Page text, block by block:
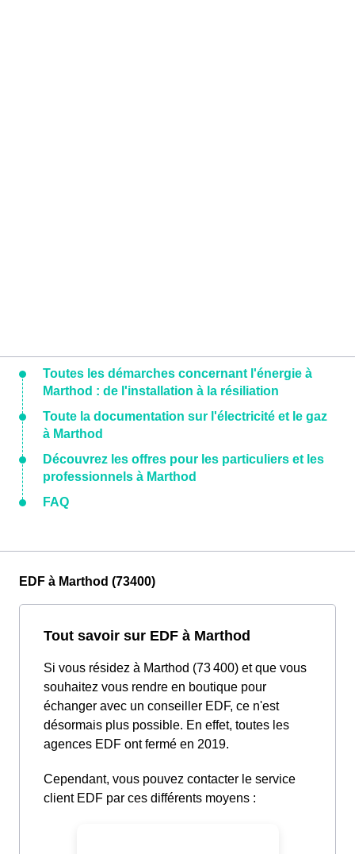
Toutes les démarches concernant l'énergie à
Marthod : de l'installation à la résiliation
Toute la documentation sur l'électricité et le gaz
à Marthod
Découvrez les offres pour les particuliers et les
professionnels à Marthod
FAQ
EDF à Marthod (73400)
Tout savoir sur EDF à Marthod
Si vous résidez à Marthod (73 400) et que vous
souhaitez vous rendre en boutique pour
échanger avec un conseiller EDF, ce n'est
désormais plus possible. En effet, toutes les
agences EDF ont fermé en 2019.
Cependant, vous pouvez contacter le service
client EDF par ces différents moyens :